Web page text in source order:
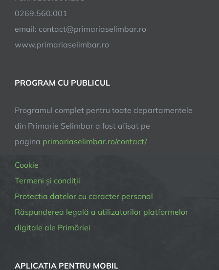
0269.560.001
email: contact@primariaselimbar.ro
www.primariaselimbar.ro
PROGRAM CU PUBLICUL
Programul complet pentru toate departamentele
din Primarie Selimbar a fost afisat pe
pagina primariaselimbar.ro/contact/
Cookie
Termeni și condiții
Protectia datelor cu caracter personal
Răspunderea legală a utilizatorilor platformelor
digitale ale Primăriei
APLICATIA PENTRU MOBIL